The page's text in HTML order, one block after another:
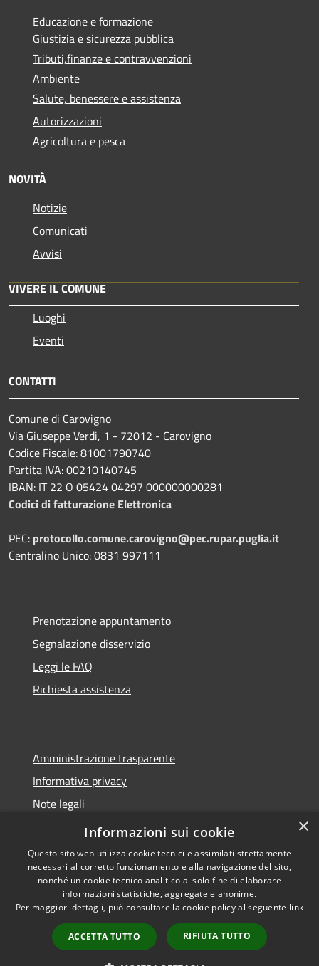
Educazione e formazione
Giustizia e sicurezza pubblica
Tributi,finanze e contravvenzioni
Ambiente
Salute, benessere e assistenza
Autorizzazioni
Agricoltura e pesca
NOVITÀ
Notizie
Comunicati
Avvisi
VIVERE IL COMUNE
Luoghi
Eventi
CONTATTI
Comune di Carovigno
Via Giuseppe Verdi, 1 - 72012 - Carovigno
Codice Fiscale: 81001790740
Partita IVA: 00210140745
IBAN: IT 22 O 05424 04297 000000000281
Codici di fatturazione Elettronica
PEC: protocollo.comune.carovigno@pec.rupar.puglia.it
Centralino Unico: 0831 997111
Prenotazione appuntamento
Segnalazione disservizio
Leggi le FAQ
Richiesta assistenza
Amministrazione trasparente
Informativa privacy
Note legali
Dichiarazione di accessibilità
Accessibilità
Copyright © 2026 • Comune di
Carovigno • Powered by
Municipium•
Accesso
redazione
×
Informazioni sui cookie
Questo sito web utilizza cookie tecnici e assimilati strettamente
necessari al corretto funzionamento e alla navigazione del sito,
nonché un cookie tecnico analitico al solo fine di elaborare
informazioni statistiche, aggregate e anonime.
Per maggiori dettagli, può consultare la cookie policy al seguente link
ACCETTA TUTTO RIFIUTA TUTTO